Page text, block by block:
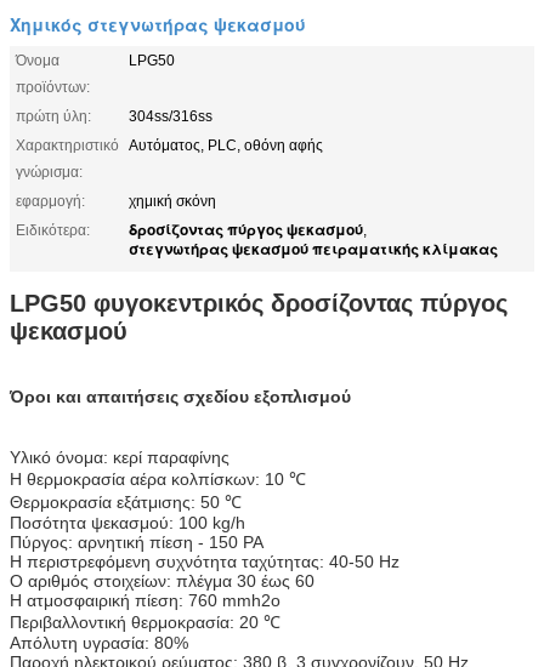
Χημικός στεγνωτήρας ψεκασμού
Όνομα
προϊόντων:
LPG50
πρώτη ύλη:
304ss/316ss
Χαρακτηριστικό
γνώρισμα:
Αυτόματος, PLC, οθόνη αφής
εφαρμογή:
χημική σκόνη
Ειδικότερα:
δροσίζοντας πύργος ψεκασμού,
στεγνωτήρας ψεκασμού πειραματικής κλίμακας
LPG50 φυγοκεντρικός δροσίζοντας πύργος
ψεκασμού
Όροι και απαιτήσεις σχεδίου εξοπλισμού
Υλικό όνομα: κερί παραφίνης
Η θερμοκρασία αέρα κολπίσκων: 10 ℃
Θερμοκρασία εξάτμισης: 50 ℃
Ποσότητα ψεκασμού: 100 kg/h
Πύργος: αρνητική πίεση - 150 PA
Η περιστρεφόμενη συχνότητα ταχύτητας: 40-50 Hz
Ο αριθμός στοιχείων: πλέγμα 30 έως 60
Η ατμοσφαιρική πίεση: 760 mmh2o
Περιβαλλοντική θερμοκρασία: 20 ℃
Απόλυτη υγρασία: 80%
Παροχή ηλεκτρικού ρεύματος: 380 β, 3 συγχρονίζουν, 50 Hz